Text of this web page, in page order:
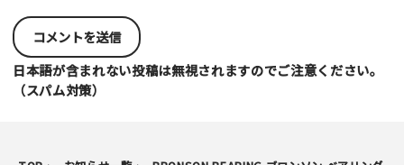
日本語が含まれない投稿は無視されますのでご注意ください。
（スパム対策）